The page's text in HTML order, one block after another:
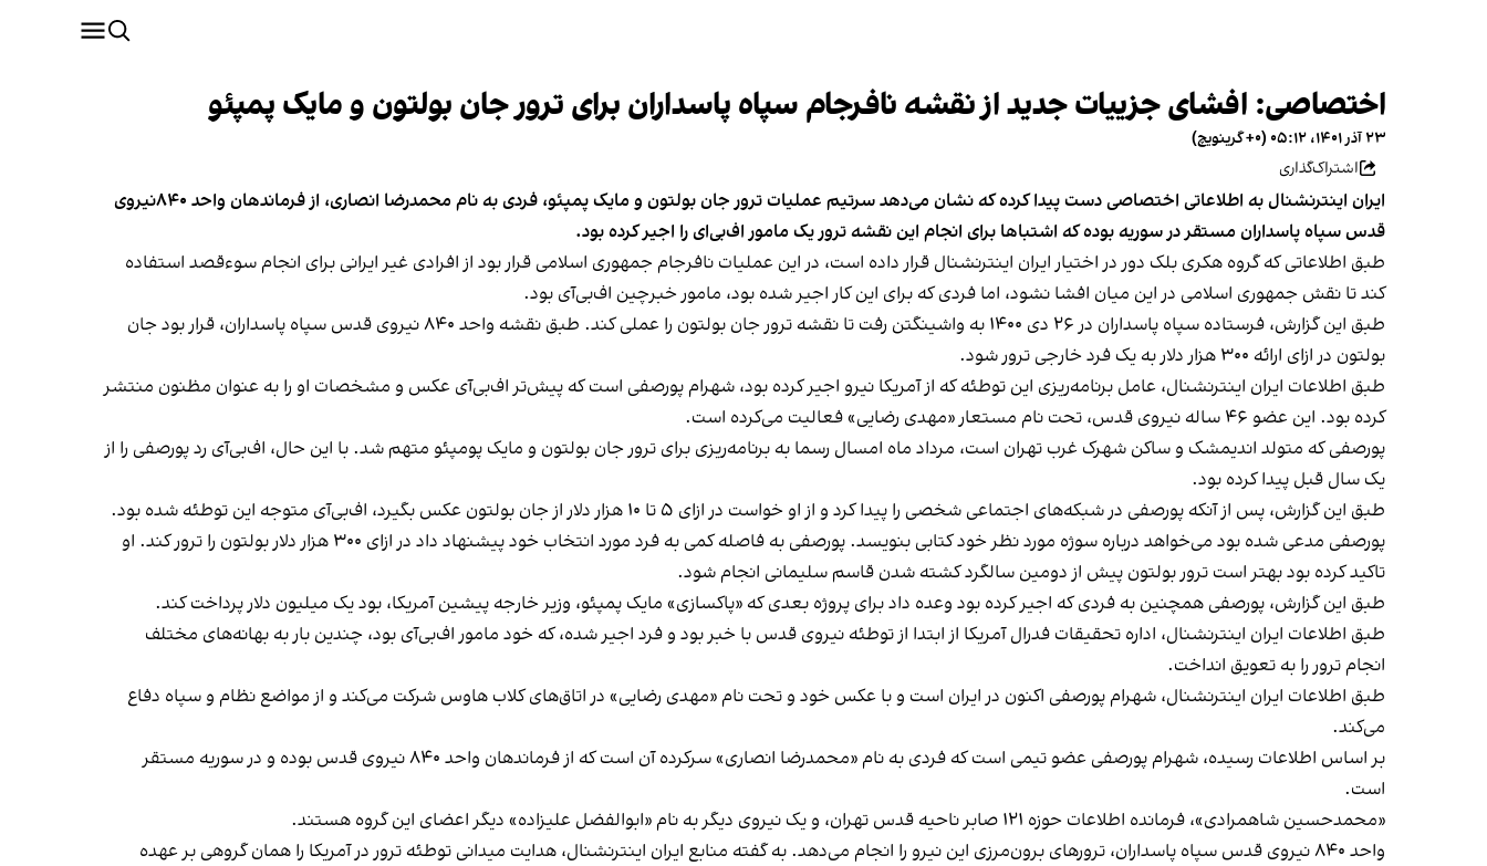
اختصاصی: افشای جزییات جدید از نقشه نافرجام سپاه پاسداران برای ترور جان بولتون و مایک پمپئو
۲۳ آذر ۱۴۰۱، ۰۵:۱۲ (‎+۰ گرینویچ)
اشتراک‌گذاری
ایران اینترنشنال به اطلاعاتی اختصاصی دست پیدا کرده که نشان می‌دهد سرتیم عملیات ترور جان بولتون و مایک پمپئو، فردی به نام محمدرضا انصاری، از فرماندهان واحد ۸۴۰نیروی
قدس سپاه پاسداران مستقر در سوریه بوده که اشتباها برای انجام این نقشه ترور یک مامور اف‌بی‌ای را اجیر کرده بود.
طبق اطلاعاتی که گروه هکری بلک دور در اختیار ایران اینترنشنال قرار داده است، در این عملیات نافرجام جمهوری اسلامی قرار بود از افرادی غیر ایرانی برای انجام سوءقصد استفاده
کند تا نقش جمهوری اسلامی در این میان افشا نشود، اما فردی که برای این کار اجیر شده بود، مامور خبرچین اف‌بی‌آی بود.
طبق این گزارش، فرستاده سپاه پاسداران در ۲۶ دی ۱۴۰۰ به واشینگتن رفت تا نقشه ترور جان بولتون را عملی کند. طبق نقشه واحد ۸۴۰ نیروی قدس سپاه پاسداران، قرار بود جان
بولتون در ازای ارائه ۳۰۰ هزار دلار به یک فرد خارجی ترور شود.
طبق اطلاعات ایران اینترنشنال، عامل برنامه‌ریزی این توطئه که از آمریکا نیرو اجیر کرده بود، شهرام پورصفی است که پیش‌تر اف‌بی‌آی عکس و مشخصات او را به عنوان مظنون منتشر
کرده بود. این عضو ۴۶ ساله نیروی قدس، تحت نام مستعار «مهدی رضایی» فعالیت می‌کرده است.
پورصفی که متولد اندیمشک و ساکن شهرک غرب تهران است، مرداد ماه امسال رسما به برنامه‌ریزی برای ترور جان بولتون و مایک پومپئو متهم شد. با این حال، اف‌بی‌آی رد پورصفی را از
یک سال قبل پیدا کرده بود.
طبق این گزارش، پس از آنکه پورصفی در شبکه‌های اجتماعی شخصی را پیدا کرد و از او خواست در ازای ۵ تا ۱۰ هزار دلار از جان بولتون عکس بگیرد، اف‌بی‌آی متوجه این توطئه شده بود.
پورصفی مدعی شده بود می‌خواهد درباره سوژه مورد نظر خود کتابی بنویسد. پورصفی به فاصله کمی به فرد مورد انتخاب خود پیشنهاد داد در ازای ۳۰۰ هزار دلار بولتون را ترور کند. او
تاکید کرده بود بهتر است ترور بولتون پیش از دومین سالگرد کشته شدن قاسم سلیمانی انجام شود.
طبق این گزارش، پورصفی همچنین به فردی که اجیر کرده بود وعده داد برای پروژه بعدی که «پاکسازی» مایک پمپئو، وزیر خارجه پیشین آمریکا، بود یک میلیون دلار پرداخت کند.
طبق اطلاعات ایران اینترنشنال، اداره تحقیقات فدرال آمریکا از ابتدا از توطئه نیروی قدس با خبر بود و فرد اجیر شده، که خود مامور اف‌بی‌آی بود، چندین بار به بهانه‌های مختلف
انجام ترور را به تعویق انداخت.
طبق اطلاعات ایران اینترنشنال، شهرام پورصفی اکنون در ایران است و با عکس خود و تحت نام «مهدی رضایی» در اتاق‌های کلاب هاوس شرکت می‌کند و از مواضع نظام و سپاه دفاع
می‌کند.
بر اساس اطلاعات رسیده، شهرام پورصفی عضو تیمی است که فردی به نام «محمدرضا انصاری» سرکرده آن است که از فرماندهان واحد ۸۴۰ نیروی قدس بوده و در سوریه مستقر
است.
«محمدحسین شاهمرادی»، فرمانده اطلاعات حوزه ۱۲۱ صابر ناحیه قدس تهران، و یک نیروی دیگر به نام «ابوالفضل علیزاده» دیگر اعضای این گروه هستند.
واحد ۸۴۰ نیروی قدس سپاه پاسداران، ترورهای برون‌مرزی این نیرو را انجام می‌دهد. به گفته منابع ایران اینترنشنال، هدایت میدانی توطئه ترور در آمریکا را همان گروهی بر عهده